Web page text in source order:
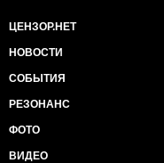
ЦЕНЗОР.НЕТ
НОВОСТИ
СОБЫТИЯ
РЕЗОНАНС
ФОТО
ВИДЕО